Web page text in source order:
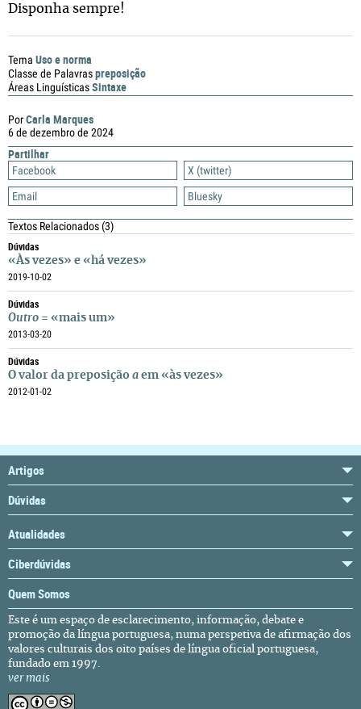
PorCarla Marques
6 de dezembro de 2024
Partilhar
Facebook
X (twitter)
Email
Bluesky
Textos Relacionados(3)
Dúvidas
«Às vezes» e «há vezes»
2019-10-02
Dúvidas
Outro = «mais um»
2013-03-20
Dúvidas
O valor da preposição a em «às vezes»
2012-01-02
Disponha sempre!
Tema Uso e norma
Classe de Palavraspreposição
Áreas LinguísticasSintaxe
Artigos
Dúvidas
Atualidades
Ciberdúvidas
Quem Somos
Este é um espaço de esclarecimento, informação, debate e
promoção da língua portuguesa, numa perspetiva de afirmação dos
valores culturais dos oito países de língua oficial portuguesa,
fundado em 1997.
ver mais